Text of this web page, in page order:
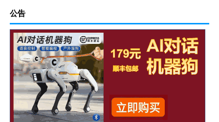
公告